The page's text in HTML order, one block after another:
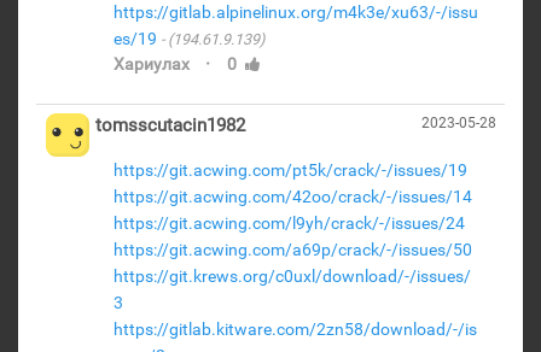
https://gitlab.alpinelinux.org/m4k3e/xu63/-/issu
es/19
(194.61.9.139)
Хариулах · 0
2023-05-28
tomsscutacin1982
https://git.acwing.com/pt5k/crack/-/issues/19
https://git.acwing.com/42oo/crack/-/issues/14
https://git.acwing.com/l9yh/crack/-/issues/24
https://git.acwing.com/a69p/crack/-/issues/50
https://git.krews.org/c0uxl/download/-/issues/
3
https://gitlab.kitware.com/2zn58/download/-/is